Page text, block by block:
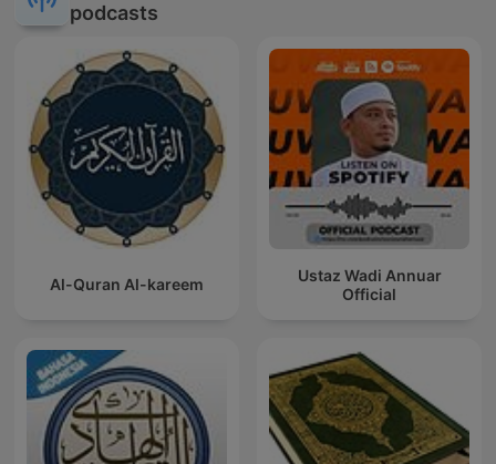
podcasts
Al-Quran Al-kareem
Ustaz Wadi Annuar
Official